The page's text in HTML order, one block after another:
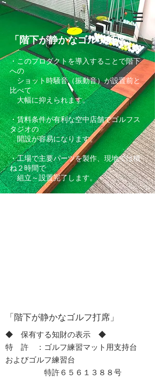
「階下が静かなゴルフ打席」
・このプロダクトを導入することで階下
への
ショット時騒音（振動音）が設置前と
比べて
​大幅に抑えられます。
・賃料条件が有利な空中店舗でゴルフス
タジオの
開設が容易になります。
・工場で主要パーツを製作、現地では概
ね２時間で
組立～設置完了します。
「階下が静かなゴルフ打席」
​◆ 保有する知財の表示 ◆
特 許 ：ゴルフ練習マット用支持台
およびゴルフ練習台
特許６５６１３８８号